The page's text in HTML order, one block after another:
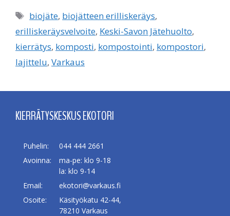
Avainsanat
biojäte, biojätteen erilliskeräys,
erilliskeräysvelvoite, Keski-Savon Jätehuolto,
kierrätys, komposti, kompostointi, kompostori,
lajittelu, Varkaus
KIERRÄTYSKESKUS EKOTORI
Puhelin:
044 444 2661
Avoinna:
ma-pe: klo 9-18
la: klo 9-14
Email:
ekotori@varkaus.fi
Osoite:
Käsityökatu 42-44,
78210 Varkaus